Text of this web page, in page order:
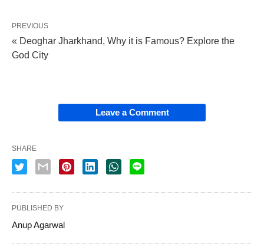
PREVIOUS
« Deoghar Jharkhand, Why it is Famous? Explore the
God City
Leave a Comment
SHARE
PUBLISHED BY
Anup Agarwal